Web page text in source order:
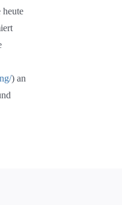
heute
) an